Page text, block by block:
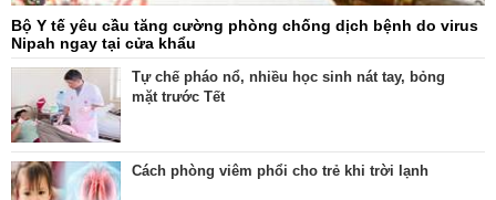
Bộ Y tế yêu cầu tăng cường phòng chống dịch bệnh do virus
Nipah ngay tại cửa khẩu
Tự chế pháo nổ, nhiều học sinh nát tay, bỏng
mặt trước Tết
Cách phòng viêm phổi cho trẻ khi trời lạnh